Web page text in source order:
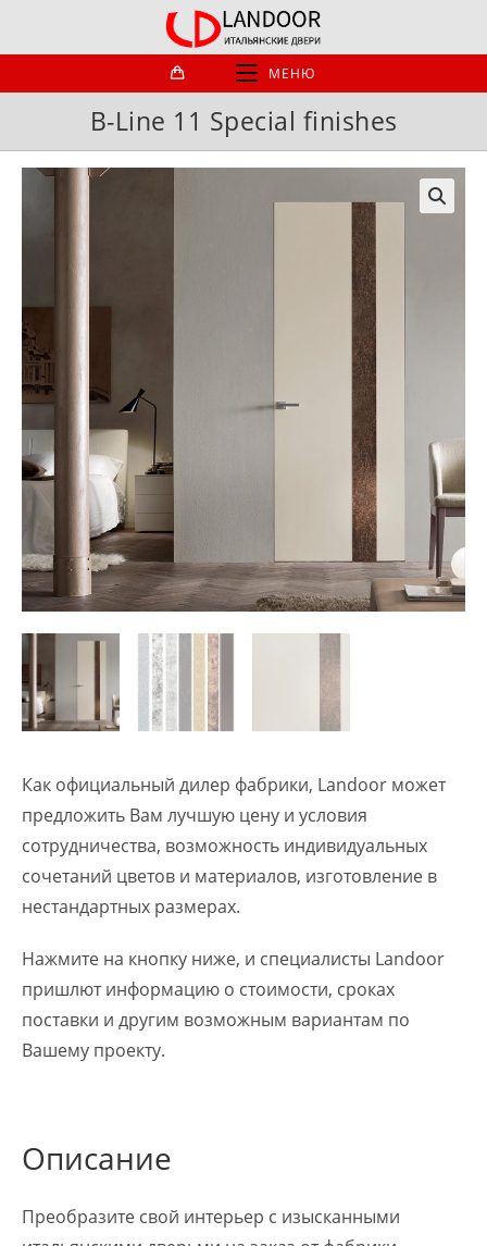
МЕНЮ
B-Line 11 Special finishes
Как официальный дилер фабрики, Landoor может
предложить Вам лучшую цену и условия
сотрудничества, возможность индивидуальных
сочетаний цветов и материалов, изготовление в
нестандартных размерах.
Нажмите на кнопку ниже, и специалисты Landoor
пришлют информацию о стоимости, сроках
поставки и другим возможным вариантам по
Вашему проекту.
Описание
Преобразите свой интерьер с изысканными